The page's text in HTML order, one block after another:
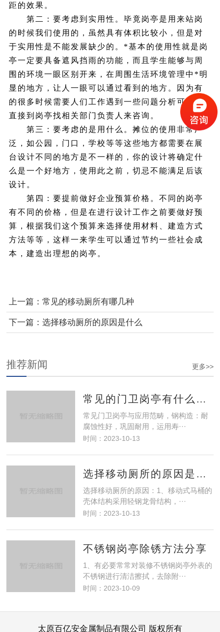
距的效果。
第二：要考虑到实用性。毕竟岗亭是用来站岗
的时候我们使用的，虽然具有体积比较小，但是对
于实用性是不能发展缺少的。*基本的使用性就是岗
亭一定要具备遮风挡雨的功能，而且学生能够与周
围的环境一眼区别开来，在周围生活环境管理中*明
显的地方，让人一眼可以通过看到的地方。因为有
的很多时候需要人们工作遇到一些问题分析可能就
直接到岗亭找相关部门负责人来咨询。
第三：要考虑的是用什么。摊位的使用非常广
泛，如公园，门口，学校等等这些地方都需要在展
台设计不同的地方是不一样的，你的设计将确定什
么是一个好地方，使用此之前，切忌不能满足后该
设计。
第四：要提前做好企业预算价格。不同的岗亭
有不同的价格，但是在进行设计工作之前要做好预
算，根据我们这个预算来选择使用材料、建造方式
方法等等，这样一来学生可以通过节约一些社会成
本，建造出理想的岗亭。
上一篇： 常见的移动厕所有哪几种
下一篇： 选择移动厕所的原因是什么
更多>>
推荐新闻
常见的门卫岗亭有什么特点
常见门卫岗亭与应用范畴，钢构造：耐
腐蚀性好，巩固耐用，运用寿···
时间：2023-10-13
选择移动厕所的原因是什么
选择移动厕所的原因：1、移动式马桶的
壳体结构采用轻钢龙骨结构，···
时间：2023-10-13
不锈钢岗亭除锈方法分享
1、有必要常常对装修不锈钢岗亭外表的
不锈钢进行清洁擦拭，去除附···
时间：2023-10-09
太原百亿安金属制品有限公司 版权所有